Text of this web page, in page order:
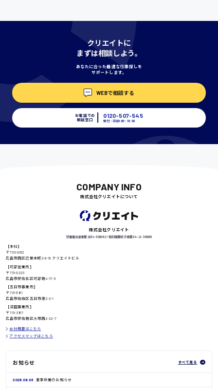
千葉県
高知県
日給8000円〜
クリエイトに
まずは相談しよう。
あなたに合った最適な仕事探しを
サポートします。
WEBで相談する
お電話での
相談窓口
0120-507-545
受付：平日9:00 - 18:00
COMPANY INFO
株式会社クリエイトについて
株式会社クリエイト
労働者派遣事業 派34-300062 / 有料職業紹介事業 34-ユ-300091
【本社】
〒733-0812
広島市西区己斐本町2-6-18 クリエイトビル
【可部営業所】
〒731-0223
広島市安佐北区可部南4-17-5
【五日市事業所】
〒731-5161
広島市佐伯区五日市港2-2-1
【沼田事業所】
〒731-3167
広島市安佐南区大塚西2-22-7
会社概要はこちら
アクセスマップはこちら
お知らせ すべて見る
2026.08.03 夏季休業のお知らせ